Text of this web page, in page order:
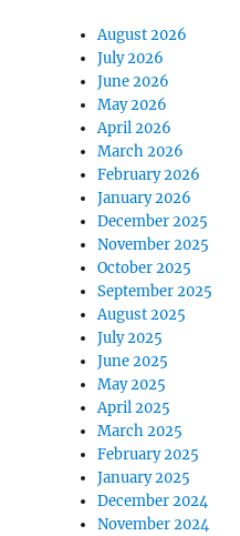
August 2026
July 2026
June 2026
May 2026
April 2026
March 2026
February 2026
January 2026
December 2025
November 2025
October 2025
September 2025
August 2025
July 2025
June 2025
May 2025
April 2025
March 2025
February 2025
January 2025
December 2024
November 2024